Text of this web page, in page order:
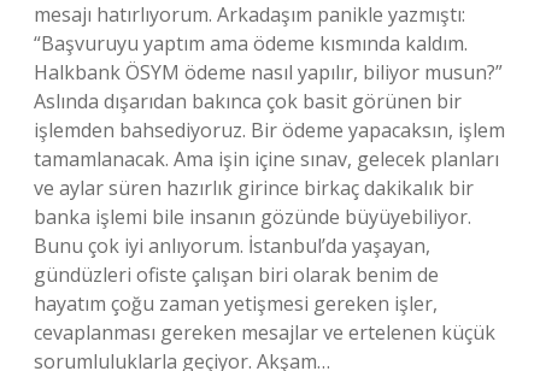
mesajı hatırlıyorum. Arkadaşım panikle yazmıştı:
“Başvuruyu yaptım ama ödeme kısmında kaldım.
Halkbank ÖSYM ödeme nasıl yapılır, biliyor musun?”
Aslında dışarıdan bakınca çok basit görünen bir
işlemden bahsediyoruz. Bir ödeme yapacaksın, işlem
tamamlanacak. Ama işin içine sınav, gelecek planları
ve aylar süren hazırlık girince birkaç dakikalık bir
banka işlemi bile insanın gözünde büyüyebiliyor.
Bunu çok iyi anlıyorum. İstanbul’da yaşayan,
gündüzleri ofiste çalışan biri olarak benim de
hayatım çoğu zaman yetişmesi gereken işler,
cevaplanması gereken mesajlar ve ertelenen küçük
sorumluluklarla geçiyor. Akşam…